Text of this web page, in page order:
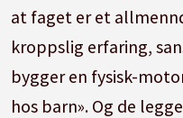
at faget er et
kroppslig erfaring,
bygger en fysisk-
hos barn». Og de